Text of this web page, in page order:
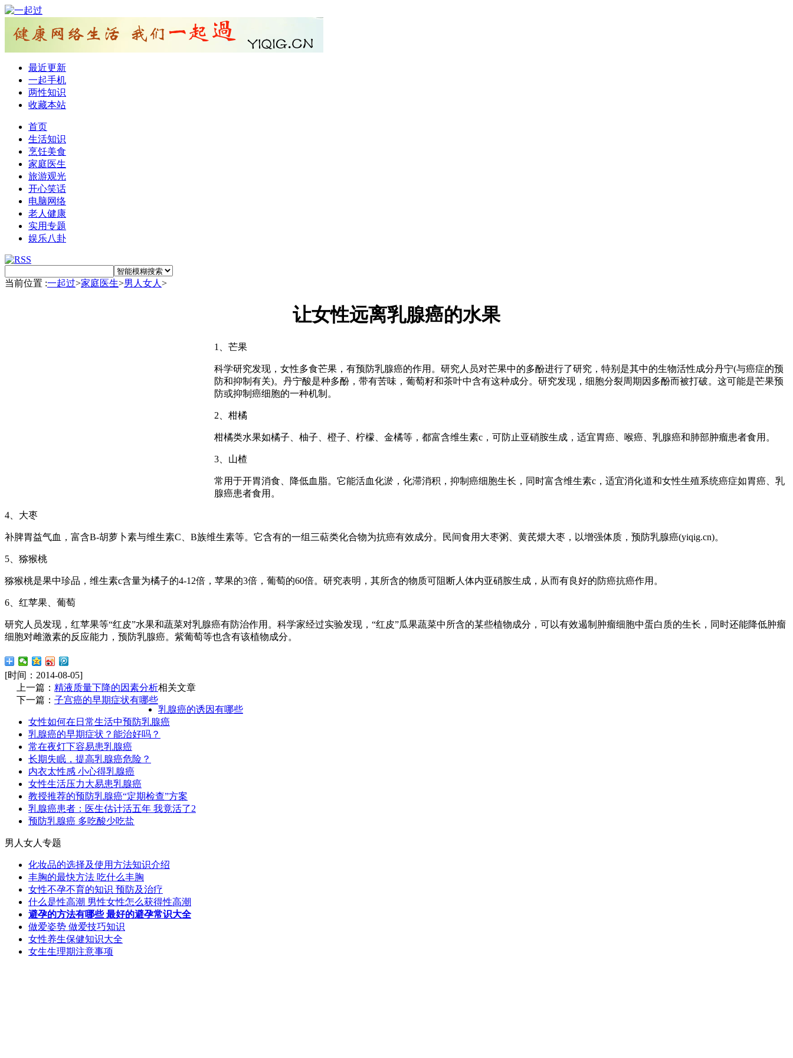
最近更新
一起手机
两性知识
收藏本站
首页
生活知识
烹饪美食
家庭医生
旅游观光
开心笑话
电脑网络
老人健康
实用专题
娱乐八卦
当前位置 :一起过>家庭医生>男人女人 >
让女性远离乳腺癌的水果
1、芒果
科学研究发现，女性多食芒果，有预防乳腺癌的作用。研究人员对芒果中的多酚进行了研究，特别是其中的生物活性成分丹宁(与癌症的预
防和抑制有关)。丹宁酸是种多酚，带有苦味，葡萄籽和茶叶中含有这种成分。研究发现，细胞分裂周期因多酚而被打破。这可能是芒果预
防或抑制癌细胞的一种机制。
2、柑橘
柑橘类水果如橘子、柚子、橙子、柠檬、金橘等，都富含维生素c，可防止亚硝胺生成，适宜胃癌、喉癌、乳腺癌和肺部肿瘤患者食用。
3、山楂
常用于开胃消食、降低血脂。它能活血化淤，化滞消积，抑制癌细胞生长，同时富含维生素c，适宜消化道和女性生殖系统癌症如胃癌、乳
腺癌患者食用。
4、大枣
补脾胃益气血，富含B-胡萝卜素与维生素C、B族维生素等。它含有的一组三萜类化合物为抗癌有效成分。民间食用大枣粥、黄芪煨大枣，以增强体质，预防乳腺癌(yiqig.cn)。
5、猕猴桃
猕猴桃是果中珍品，维生素c含量为橘子的4-12倍，苹果的3倍，葡萄的60倍。研究表明，其所含的物质可阻断人体内亚硝胺生成，从而有良好的防癌抗癌作用。
6、红苹果、葡萄
研究人员发现，红苹果等“红皮”水果和蔬菜对乳腺癌有防治作用。科学家经过实验发现，“红皮”瓜果蔬菜中所含的某些植物成分，可以有效遏制肿瘤细胞中蛋白质的生长，同时还能降低肿瘤
细胞对雌激素的反应能力，预防乳腺癌。紫葡萄等也含有该植物成分。
[时间：2014-08-05]
上一篇： 精液质量下降的因素分析
下一篇： 子宫癌的早期症状有哪些
相关文章
乳腺癌的诱因有哪些
女性如何在日常生活中预防乳腺癌
乳腺癌的早期症状？能治好吗？
常在夜灯下容易患乳腺癌
长期失眠，提高乳腺癌危险？
内衣太性感 小心得乳腺癌
女性生活压力大易患乳腺癌
教授推荐的预防乳腺癌“定期检查”方案
乳腺癌患者：医生估计活五年 我竟活了2
预防乳腺癌 多吃酸少吃盐
男人女人专题
化妆品的选择及使用方法知识介绍
丰胸的最快方法 吃什么丰胸
女性不孕不育的知识 预防及治疗
什么是性高潮 男性女性怎么获得性高潮
避孕的方法有哪些 最好的避孕常识大全
做爱姿势 做爱技巧知识
女性养生保健知识大全
女生生理期注意事项